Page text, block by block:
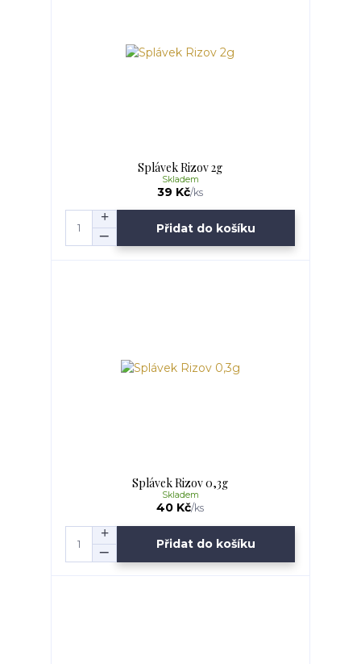
Splávek Rizov 2g
39 Kč/ks
Skladem
Přidat do košíku
Splávek Rizov 0,3g
40 Kč/ks
Skladem
Přidat do košíku